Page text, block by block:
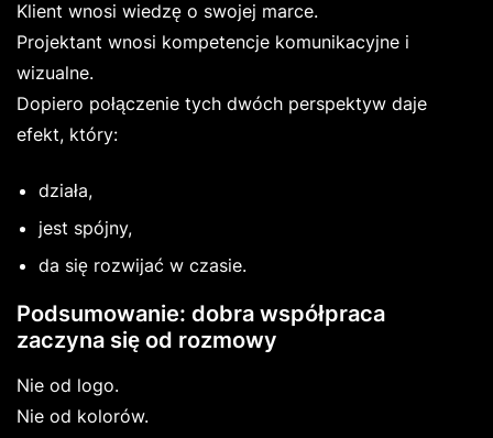
Klient wnosi wiedzę o swojej marce.
Projektant wnosi kompetencje komunikacyjne i
wizualne.
Dopiero połączenie tych dwóch perspektyw daje
efekt, który:
działa,
jest spójny,
da się rozwijać w czasie.
Podsumowanie: dobra współpraca
zaczyna się od rozmowy
Nie od logo.
Nie od kolorów.